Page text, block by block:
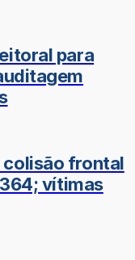
para
colisão frontal
vítimas